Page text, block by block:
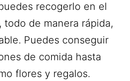
recogerlo en el
de manera rápida,
Puedes conseguir
de comida hasta
flores y regalos.